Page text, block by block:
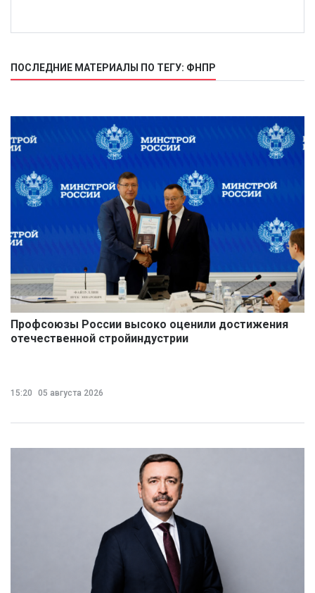
ПОСЛЕДНИЕ МАТЕРИАЛЫ ПО ТЕГУ: ФНПР
Профсоюзы России высоко оценили достижения
отечественной стройиндустрии
15:20 05 августа 2026